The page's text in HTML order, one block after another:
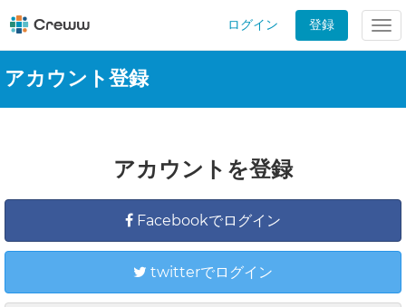
ログイン 登録
アカウント登録
アカウントを登録
Facebookでログイン
twitterでログイン